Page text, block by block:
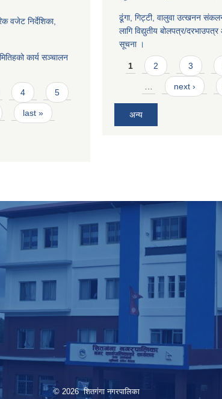
वजेट निर्देशिका,
कार्य सञ्चालन
4 5
last »
ढूंगा, गिट्टी, वालुवा उत्खनन
लागि विद्युतीय बोलपत्र/दरभाउपत्र
सूचना ।
Pages
1 2 3
next ›
अन्य
© 2026 शितगंगा नगरपालिका